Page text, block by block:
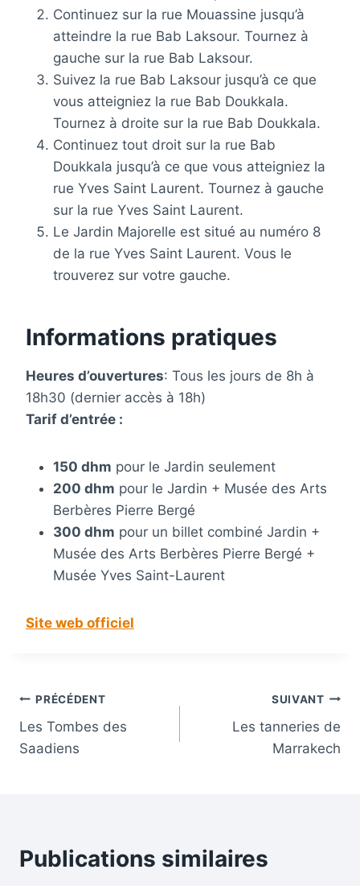
Continuez sur la rue Mouassine jusqu’à
atteindre la rue Bab Laksour. Tournez à
gauche sur la rue Bab Laksour.
Suivez la rue Bab Laksour jusqu’à ce que
vous atteigniez la rue Bab Doukkala.
Tournez à droite sur la rue Bab Doukkala.
Continuez tout droit sur la rue Bab
Doukkala jusqu’à ce que vous atteigniez la
rue Yves Saint Laurent. Tournez à gauche
sur la rue Yves Saint Laurent.
Le Jardin Majorelle est situé au numéro 8
de la rue Yves Saint Laurent. Vous le
trouverez sur votre gauche.
Informations pratiques
Heures d’ouvertures: Tous les jours de 8h à
18h30 (dernier accès à 18h)
Tarif d’entrée :
150 dhm pour le Jardin seulement
200 dhm pour le Jardin + Musée des Arts
Berbères Pierre Bergé
300 dhm pour un billet combiné Jardin +
Musée des Arts Berbères Pierre Bergé +
Musée Yves Saint-Laurent
Site web officiel
Navigation
de
PRÉCÉDENT
Les Tombes des
Saadiens
SUIVANT
Les tanneries de
Marrakech
Publications similaires